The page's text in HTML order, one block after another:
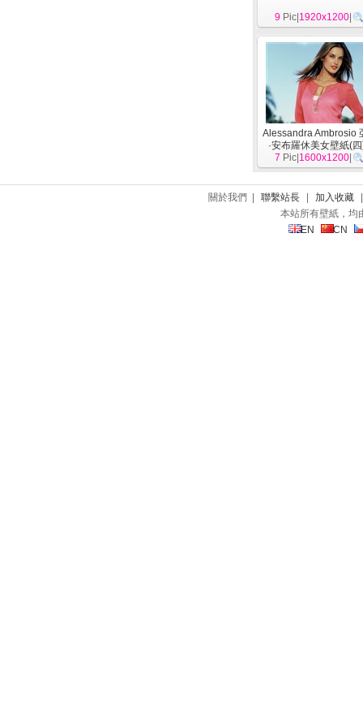
9 Pic| 1920x1200
Alessandra Ambrosio
·安布羅休美女壁紙(
7 Pic| 1600x1200
關於我們 | 聯繫站長 加入收藏
本站所有壁紙，均
EN
CN